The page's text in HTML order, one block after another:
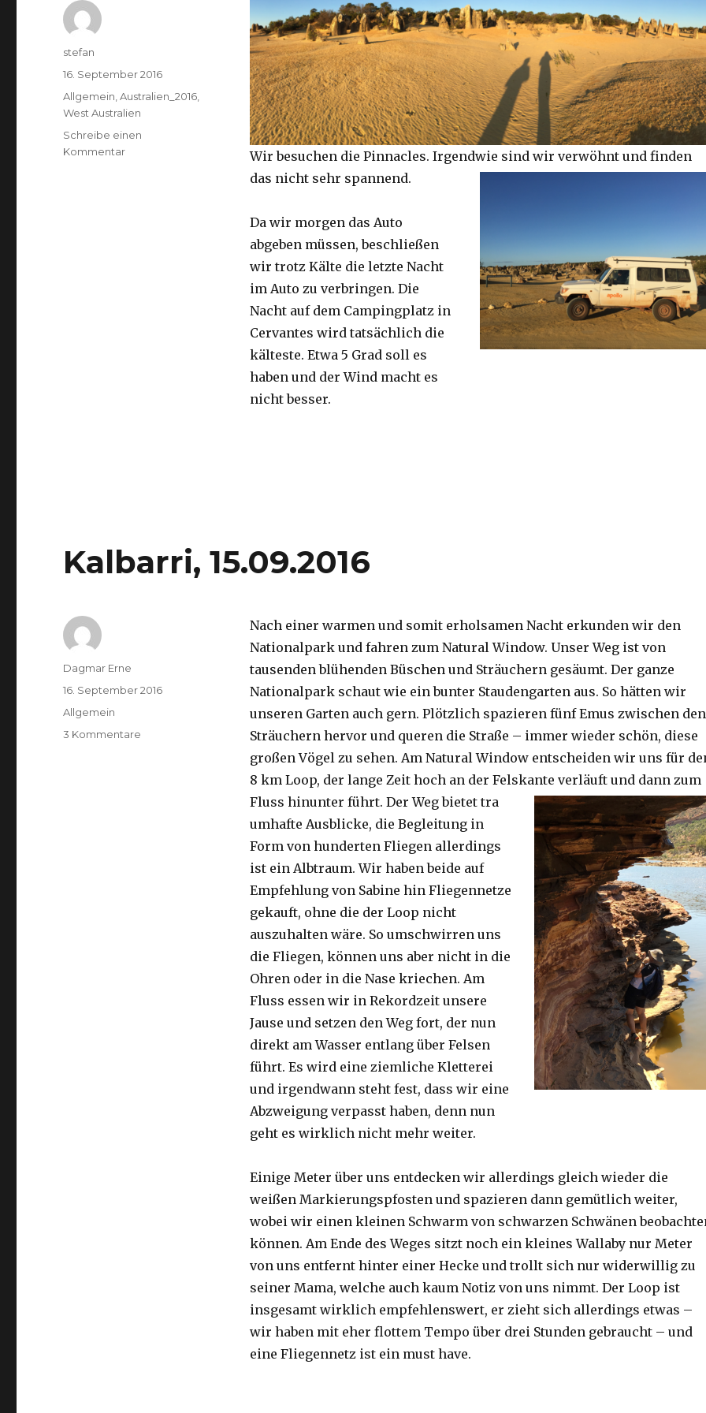
Wir besuchen die Pinnacles. Irgendwie sind wir verwöhnt und finden
das nicht sehr spannend.
Da wir morgen das Auto
abgeben müssen, beschließen
wir trotz Kälte die letzte Nacht
im Auto zu verbringen. Die
Nacht auf dem Campingplatz in
Cervantes wird tatsächlich die
kälteste. Etwa 5 Grad soll es
haben und der Wind macht es
nicht besser.
Autor
stefan
Veröffentlicht
am
16. September 2016
Kategorien
Allgemein,Australien_2016,
West Australien
Schreibe einen
Kommentarzu
Kalbarri, 15.09.2016
Nach einer warmen und somit erholsamen Nacht erkunden wir den
Nationalpark und fahren zum Natural Window. Unser Weg ist von
tausenden blühenden Büschen und Sträuchern gesäumt. Der ganze
Nationalpark schaut wie ein bunter Staudengarten aus. So hätten wir
unseren Garten auch gern. Plötzlich spazieren fünf Emus zwischen den
Sträuchern hervor und queren die Straße – immer wieder schön, diese
großen Vögel zu sehen. Am Natural Window entscheiden wir uns für
8 km Loop, der lange Zeit hoch an der Felskante verläuft und dann zum
Fluss hinunter führt. Der Weg bietet tra
umhafte Ausblicke, die Begleitung in
Form von hunderten Fliegen allerdings
ist ein Albtraum. Wir haben beide auf
Empfehlung von Sabine hin Fliegennetze
gekauft, ohne die der Loop nicht
auszuhalten wäre. So umschwirren uns
die Fliegen, können uns aber nicht in die
Ohren oder in die Nase kriechen. Am
Fluss essen wir in Rekordzeit unsere
Jause und setzen den Weg fort, der nun
direkt am Wasser entlang über Felsen
führt. Es wird eine ziemliche Kletterei
und irgendwann steht fest, dass wir eine
Abzweigung verpasst haben, denn nun
geht es wirklich nicht mehr weiter.
Einige Meter über uns entdecken wir allerdings gleich wieder die
weißen Markierungspfosten und spazieren dann gemütlich weiter,
wobei wir einen kleinen Schwarm von schwarzen Schwänen
können. Am Ende des Weges sitzt noch ein kleines Wallaby nur Meter
von uns entfernt hinter einer Hecke und trollt sich nur widerwillig zu
seiner Mama, welche auch kaum Notiz von uns nimmt. Der Loop ist
insgesamt wirklich empfehlenswert, er zieht sich allerdings etwas –
wir haben mit eher flottem Tempo über drei Stunden gebraucht – und
eine Fliegennetz ist ein must have.
Autor
Dagmar Erne
Veröffentlicht
am
16. September 2016
Kategorien
Allgemein
3 Kommentare